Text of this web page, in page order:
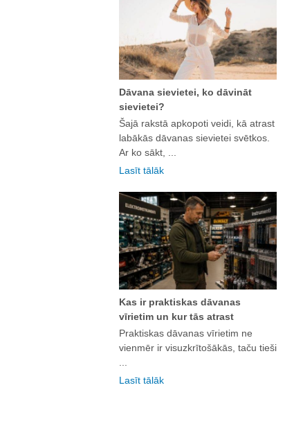
Dāvana sievietei, ko dāvināt
sievietei?
Šajā rakstā apkopoti veidi, kā atrast
labākās dāvanas sievietei svētkos.
Ar ko sākt, ...
Lasīt tālāk
Kas ir praktiskas dāvanas
vīrietim un kur tās atrast
Praktiskas dāvanas vīrietim ne
vienmēr ir visuzkrītošākās, taču tieši
Lasīt tālāk